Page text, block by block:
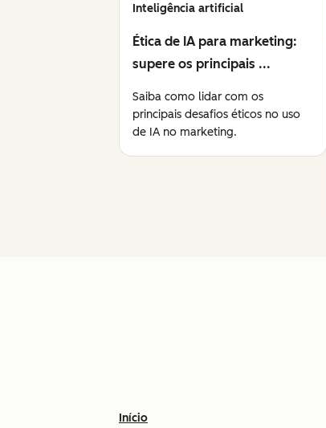
Inteligência artificial
Ética de IA para marketing:
supere os principais ...
Saiba como lidar com os
principais desafios éticos no uso
de IA no marketing.
Início